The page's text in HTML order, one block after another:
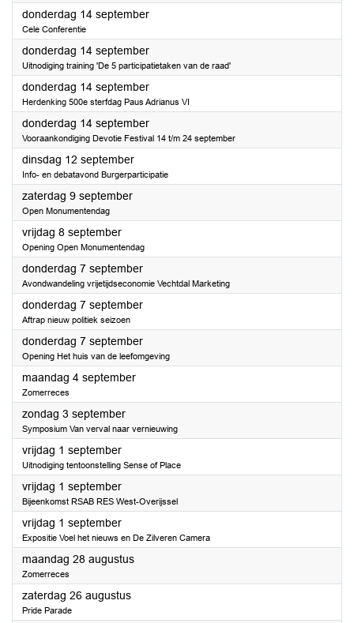
donderdag 14 september2023
Cele Conferentie
donderdag 14 september2023
Uitnodiging training 'De 5 participatietaken van de raad'
donderdag 14 september2023
Herdenking 500e sterfdag Paus Adrianus VI
donderdag 14 september2023
Vooraankondiging Devotie Festival 14 t/m 24 september
dinsdag 12 september2023
Info- en debatavond Burgerparticipatie
zaterdag 9 september2023
Open Monumentendag
vrijdag 8 september2023
Opening Open Monumentendag
donderdag 7 september2023
Avondwandeling vrijetijdseconomie Vechtdal Marketing
donderdag 7 september2023
Aftrap nieuw politiek seizoen
donderdag 7 september2023
Opening Het huis van de leefomgeving
maandag 4 september2023
Zomerreces
zondag 3 september2023
Symposium Van verval naar vernieuwing
vrijdag 1 september2023
Uitnodiging tentoonstelling Sense of Place
vrijdag 1 september2023
Bijeenkomst RSAB RES West-Overijssel
vrijdag 1 september2023
Expositie Voel het nieuws en De Zilveren Camera
maandag 28 augustus2023
Zomerreces
zaterdag 26 augustus2023
Pride Parade